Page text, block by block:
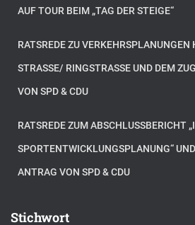
AUF TOUR BEIM „TAG DER STEIGE“
RATSREDE ZU VERKEHRSPLANUNGEN
STRASSE/ RINGSTRASSE UND DEM
N SPD & CDU
RATSREDE ZUM ABSCHLUSSBERICHT
SPORTENTWICKLUNGSPLANUNG“
ANTRAG VON SPD & CDU
Stichwort